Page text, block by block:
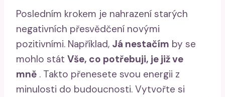
Posledním krokem je nahrazení starých
negativních přesvědčení novými
pozitivními. Například, Já nestačím by se
mohlo stát Vše, co potřebuji, je již ve
mně . Takto přenesete svou energii z
minulosti do budoucnosti. Vytvořte si